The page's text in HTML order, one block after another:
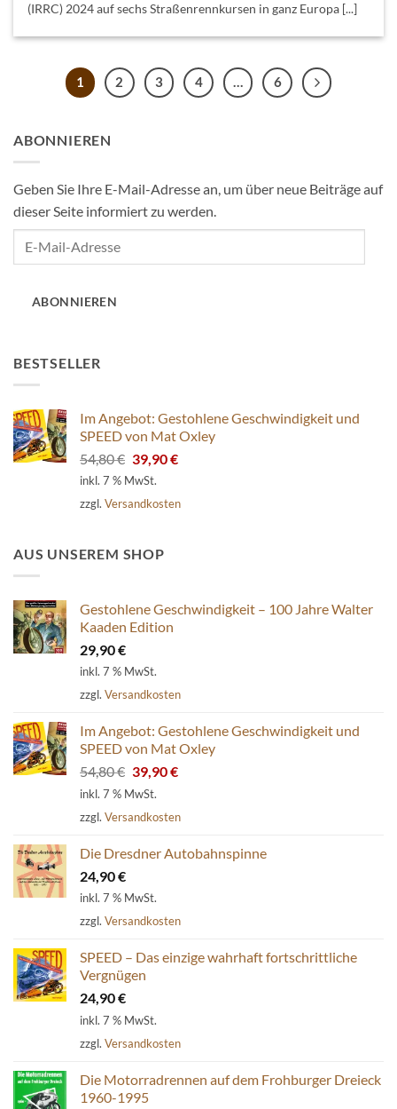
(IRRC) 2024 auf sechs Straßenrennkursen in ganz Europa [...]
1 2 3 4 … 6
ABONNIEREN
Geben Sie Ihre E-Mail-Adresse an, um über neue Beiträge auf
dieser Seite informiert zu werden.
ABONNIEREN
BESTSELLER
Im Angebot: Gestohlene Geschwindigkeit und
SPEED von Mat Oxley
54,80€ Ursprünglicher
Preis
54,80 €
39,90€Aktueller
39,90 €.
inkl. 7 % MwSt.
zzgl. Versandkosten
AUS UNSEREM SHOP
Gestohlene Geschwindigkeit – 100 Jahre Walter
Kaaden Edition
29,90€
inkl. 7 % MwSt.
zzgl. Versandkosten
Im Angebot: Gestohlene Geschwindigkeit und
SPEED von Mat Oxley
54,80€ Ursprünglicher
Preis
54,80 €
39,90€Aktueller
39,90 €.
inkl. 7 % MwSt.
zzgl. Versandkosten
Die Dresdner Autobahnspinne
24,90€
inkl. 7 % MwSt.
zzgl. Versandkosten
SPEED – Das einzige wahrhaft fortschrittliche
Vergnügen
24,90€
inkl. 7 % MwSt.
zzgl. Versandkosten
Die Motorradrennen auf dem Frohburger Dreieck
1960-1995